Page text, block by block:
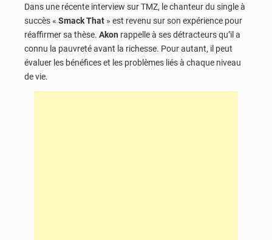
Dans une récente interview sur TMZ, le chanteur du single à
succès « Smack That » est revenu sur son expérience pour
réaffirmer sa thèse. Akon rappelle à ses détracteurs qu’il a
connu la pauvreté avant la richesse. Pour autant, il peut
évaluer les bénéfices et les problèmes liés à chaque niveau
de vie.